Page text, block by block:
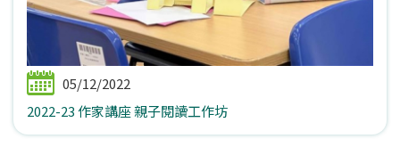
05/12/2022
2022-23 作家講座 親子閱讀工作坊